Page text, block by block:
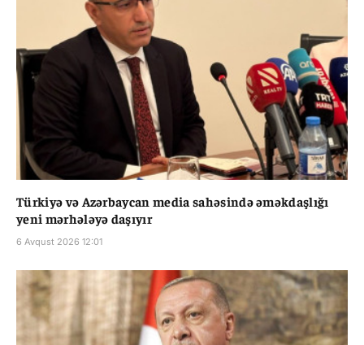
Türkiyə və Azərbaycan media sahəsində əməkdaşlığı
yeni mərhələyə daşıyır
6 Avqust 2026 12:01